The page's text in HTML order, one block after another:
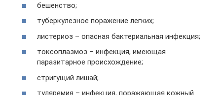
бешенство;
туберкулезное поражение легких;
листериоз – опасная бактериальная инфекция;
токсоплазмоз – инфекция, имеющая
паразитарное происхождение;
стригущий лишай;
туляремия – инфекция, поражающая кожный